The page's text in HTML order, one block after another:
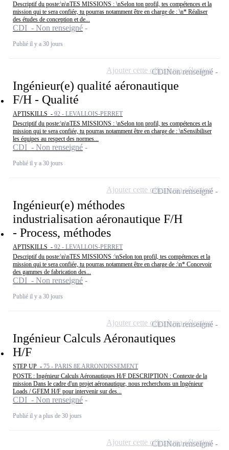
Descriptif du poste:\n\nTES MISSIONS : \nSelon ton profil, tes compétences et la
mission qui te sera confiée, tu pourras notamment être en charge de : \n* Réaliser
des études de conception et de...
CDI - Non renseigné
Publié il y a 30 jours
Ingénieur(e) qualité aéronautique
F/H - Qualité
APTISKILLS - 92 - LEVALLOIS-PERRET
Descriptif du poste:\n\nTES MISSIONS : \nSelon ton profil, tes compétences et la
mission qui te sera confiée, tu pourras notamment être en charge de : \nSensibiliser
les équipes au respect des normes...
CDI - Non renseigné
Publié il y a 30 jours
CDINon renseigné
Ajouter cette offre à ma sélection
Ingénieur(e) méthodes
industrialisation aéronautique F/H
- Process, méthodes
APTISKILLS - 92 - LEVALLOIS-PERRET
Descriptif du poste:\n\nTES MISSIONS :\nSelon ton profil, tes compétences et la
mission qui te sera confiée, tu pourras notamment être en charge de :\n* Concevoir
des gammes de fabrication des...
CDI - Non renseigné
Publié il y a 30 jours
CDINon renseigné
Ajouter cette offre à ma sélection
Ingénieur Calculs Aéronautiques
H/F
STEP UP - 75 - PARIS 8E ARRONDISSEMENT
POSTE : Ingénieur Calculs Aéronautiques H/F DESCRIPTION : Contexte de la
mission Dans le cadre d'un projet aéronautique, nous recherchons un Ingénieur
Loads / GFEM H/F pour intervenir sur des...
CDI - Non renseigné
Publié il y a plus de 30 jours
CDINon renseigné
Ajouter cette offre à ma sélection
CDINon renseigné
Ajouter cette offre à ma sélection